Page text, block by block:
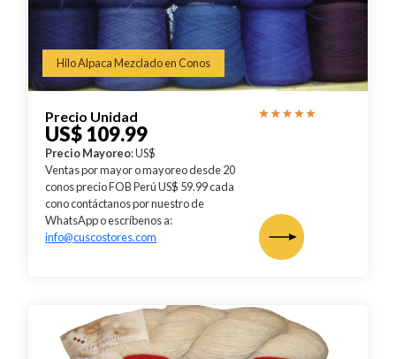
Hilo Alpaca Mezclado en Conos
Precio Unidad
US$ 109.99
Precio Mayoreo: US$
Ventas por mayor o mayoreo desde 20
conos precio FOB Perú US$ 59.99 cada
cono contáctanos por nuestro de
WhatsApp o escríbenos a:
info@cuscostores.com